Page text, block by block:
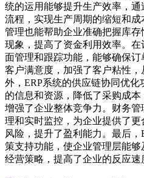
统的运用能够提升生产效率，
流程，实现生产周期的缩短和
管理也能帮助企业准确把握库
现象，提高了资金利用效率。
面管理和跟踪功能，能够确保
客户满意度，加强了客户粘性
外，ERP系统的供应链协同优
的信息和资源，降低了采购成本
增强了企业整体竞争力。财务
理和实时监控，为企业提供了
风险，提升了盈利能力。最后
策支持功能，使企业管理层能
经营策略，提高了企业的反应速